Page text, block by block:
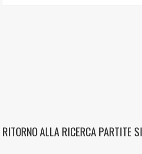
RITORNO ALLA RICERCA PARTITE